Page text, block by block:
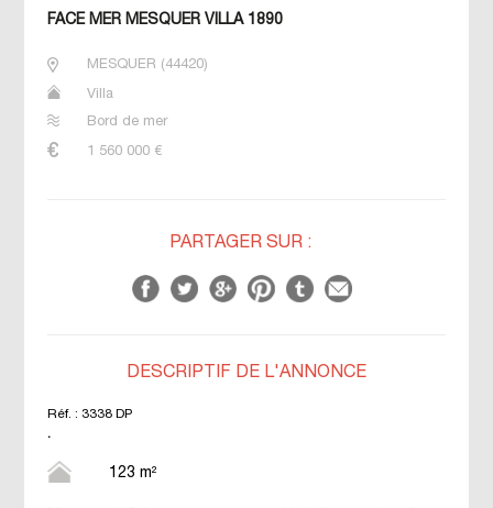
FACE MER MESQUER VILLA 1890
MESQUER (44420)
Villa
Bord de mer
1 560 000€
PARTAGER SUR :
DESCRIPTIF DE L'ANNONCE
Réf. : 3338 DP
.
123 m²